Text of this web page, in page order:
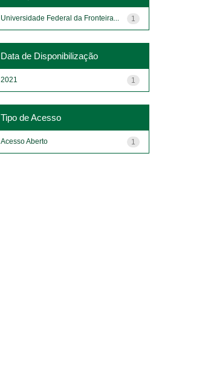
1
Universidade Federal da Fronteira...
Data de Disponibilização
1
2021
Tipo de Acesso
1
Acesso Aberto